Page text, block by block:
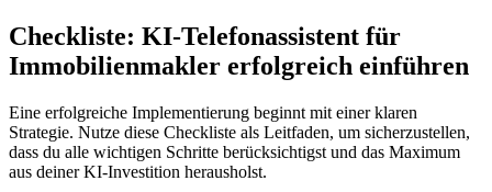
Checkliste: KI-Telefonassistent für
Immobilienmakler erfolgreich einführen
Eine erfolgreiche Implementierung beginnt mit einer klaren
Strategie. Nutze diese Checkliste als Leitfaden, um sicherzustellen,
dass du alle wichtigen Schritte berücksichtigst und das Maximum
aus deiner KI-Investition herausholst.